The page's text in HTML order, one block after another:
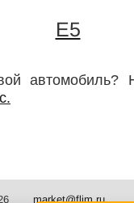
E5
автомобиль?
market@flim.ru